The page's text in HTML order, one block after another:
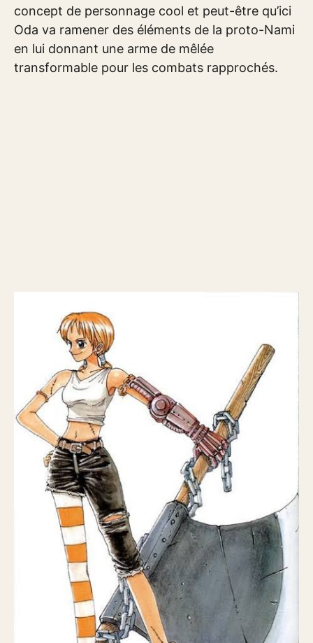
concept de personnage cool et peut-être qu’ici
Oda va ramener des éléments de la proto-Nami
en lui donnant une arme de mêlée
transformable pour les combats rapprochés.